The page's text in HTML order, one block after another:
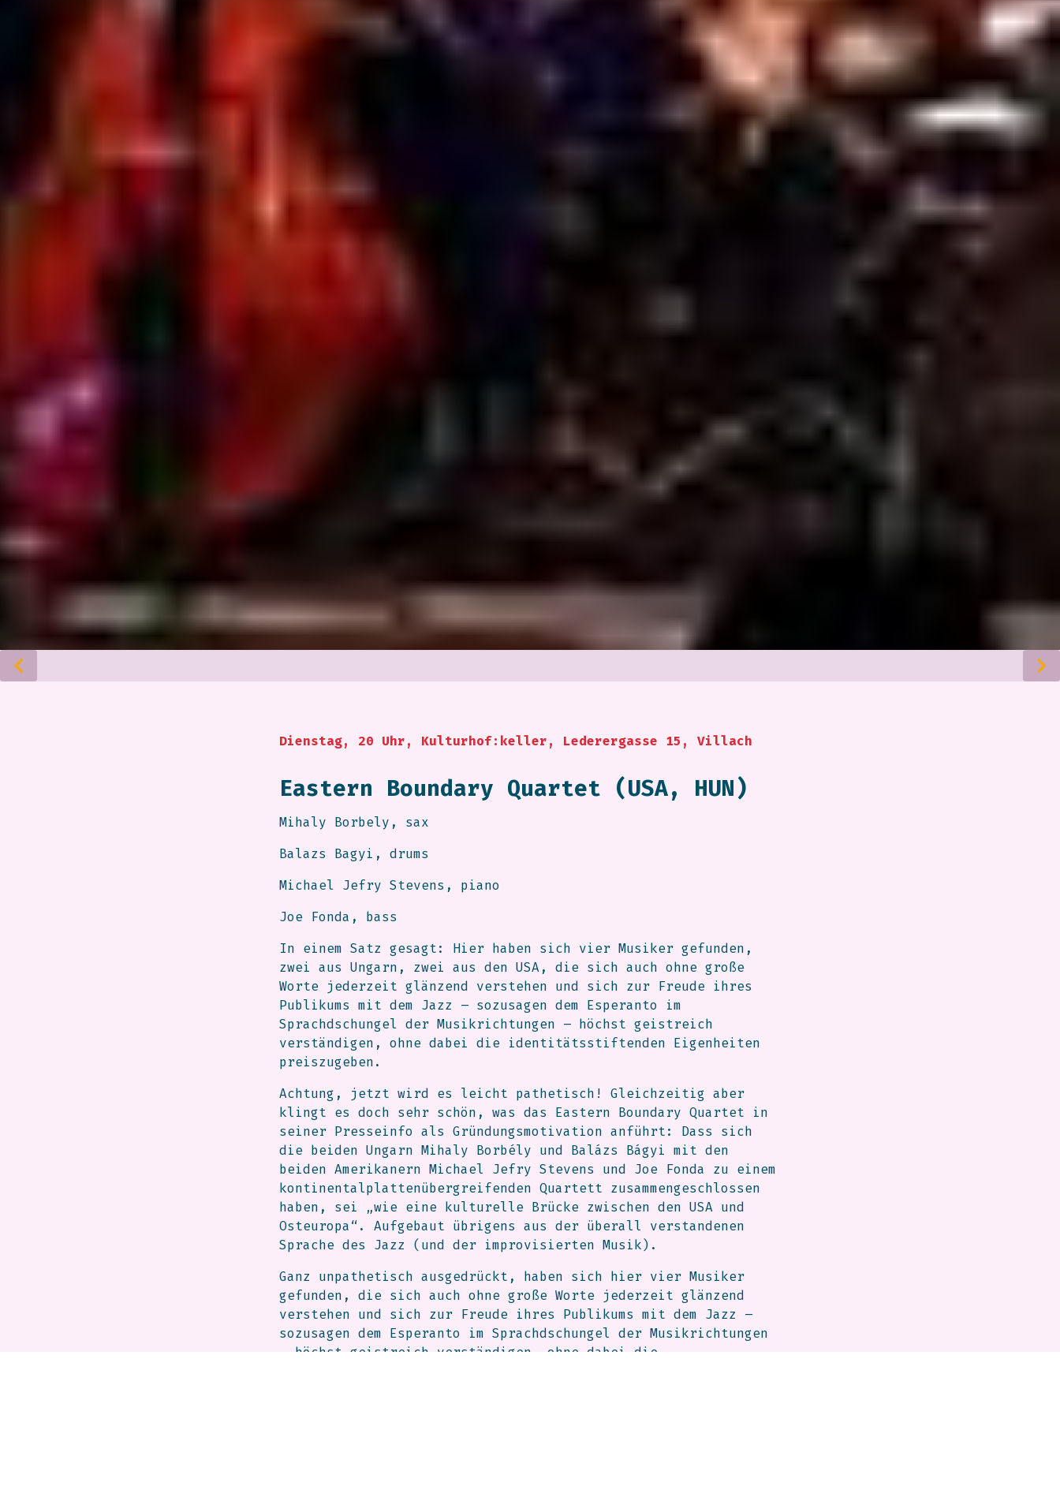
Dienstag, 20 Uhr, Kulturhof:keller, Lederergasse 15, Villach
Eastern Boundary Quartet (USA, HUN)
Mihaly Borbely, sax
Balazs Bagyi, drums
Michael Jefry Stevens, piano
Joe Fonda, bass
In einem Satz gesagt: Hier haben sich vier Musiker gefunden,
zwei aus Ungarn, zwei aus den USA, die sich auch ohne große
Worte jederzeit glänzend verstehen und sich zur Freude ihres
Publikums mit dem Jazz – sozusagen dem Esperanto im
Sprachdschungel der Musikrichtungen – höchst geistreich
verständigen, ohne dabei die identitätsstiftenden Eigenheiten
preiszugeben.
Achtung, jetzt wird es leicht pathetisch! Gleichzeitig aber
klingt es doch sehr schön, was das Eastern Boundary Quartet in
seiner Presseinfo als Gründungsmotivation anführt: Dass sich
die beiden Ungarn Mihaly Borbély und Balázs Bágyi mit den
beiden Amerikanern Michael Jefry Stevens und Joe Fonda zu einem
kontinentalplattenübergreifenden Quartett zusammengeschlossen
haben, sei „wie eine kulturelle Brücke zwischen den USA und
Osteuropa“. Aufgebaut übrigens aus der überall verstandenen
Sprache des Jazz (und der improvisierten Musik).
Ganz unpathetisch ausgedrückt, haben sich hier vier Musiker
gefunden, die sich auch ohne große Worte jederzeit glänzend
verstehen und sich zur Freude ihres Publikums mit dem Jazz –
sozusagen dem Esperanto im Sprachdschungel der Musikrichtungen
– höchst geistreich verständigen, ohne dabei die